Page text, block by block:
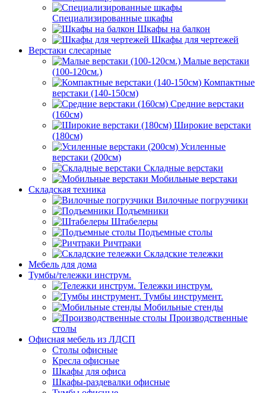
Специализированные шкафы
Шкафы на балкон
Шкафы для чертежей
Верстаки слесарные
Малые верстаки
(100-120см.)
Компактные
верстаки (140-150см)
Средние верстаки
(160см)
Широкие верстаки
(180см)
Усиленные
верстаки (200см)
Складные верстаки
Мобильные верстаки
Складская техника
Вилочные погрузчики
Подъемники
Штабелеры
Подъемные столы
Ричтраки
Складские тележки
Мебель для дома
Тумбы/тележки инструм.
Тележки инструм.
Тумбы инструмент.
Мобильные стенды
Производственные
столы
Офисная мебель из ЛДСП
Столы офисные
Кресла офисные
Шкафы для офиса
Шкафы-раздевалки офисные